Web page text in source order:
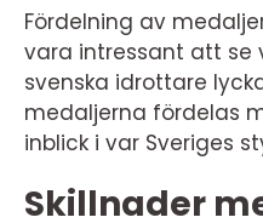
Fördelning av
vara intressant att se
svenska idrottare
medaljerna fördelas
inblick i var Sveriges
Skillnader